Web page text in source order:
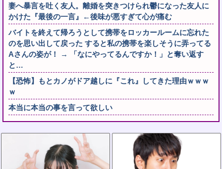
妻へ暴言を吐く友人。離婚を突きつけられ鬱になった友人に
かけた『最後の一言』←後味が悪すぎて心が痛む
バイトを終えて帰ろうとして携帯をロッカールームに忘れた
のを思い出して戻った すると私の携帯を楽しそうに弄ってる
Aさんの姿が！ → 「なにやってるんですか！」と奪い返す
と…
【恐怖】もとカノがドア越しに『これ』してきた理由ｗｗｗ
ｗ
本当に本当の事を言って欲しい